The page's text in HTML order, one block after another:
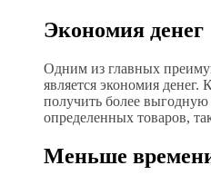
Экономия денег
Одним из главных
является экономия
получить более выгодную
определенных товаров,
Меньше